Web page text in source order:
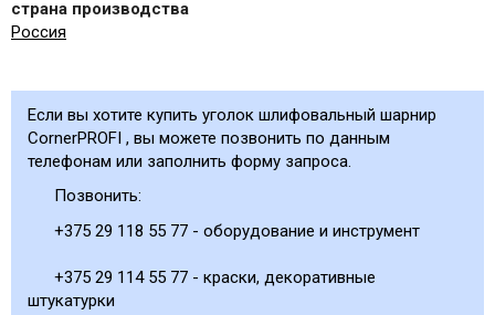
страна производства
Россия
Если вы хотите купить уголок шлифовальный шарнир
CornerPROFI , вы можете позвонить по данным
телефонам или заполнить форму запроса.
Позвонить:
+375 29 118 55 77 - оборудование и инструмент
+375 29 114 55 77 - краски, декоративные
штукатурки